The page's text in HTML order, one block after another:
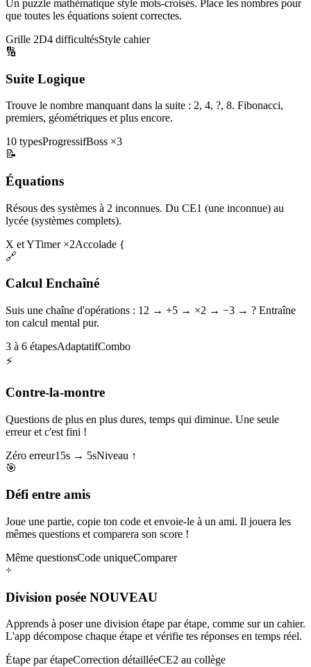
Un puzzle mathématique style mots-croisés. Place les nombres pour
que toutes les équations soient correctes.
Grille 2D4 difficultésStyle cahier
🔢
Suite Logique
Trouve le nombre manquant dans la suite : 2, 4, ?, 8. Fibonacci,
premiers, géométriques et plus encore.
10 typesProgressifBoss ×3
📝
Équations
Résous des systèmes à 2 inconnues. Du CE1 (une inconnue) au
lycée (systèmes complets).
X et YTimer ×2Accolade {
🔗
Calcul Enchaîné
Suis une chaîne d'opérations : 12 → +5 → ×2 → −3 → ? Entraîne
ton calcul mental pur.
3 à 6 étapesAdaptatifCombo
⚡
Contre-la-montre
Questions de plus en plus dures, temps qui diminue. Une seule
erreur et c'est fini !
Zéro erreur15s → 5sNiveau ↑
🎯
Défi entre amis
Joue une partie, copie ton code et envoie-le à un ami. Il jouera les
mêmes questions et comparera son score !
Même questionsCode uniqueComparer
÷
Division posée NOUVEAU
Apprends à poser une division étape par étape, comme sur un cahier.
L'app décompose chaque étape et vérifie tes réponses en temps réel.
Étape par étapeCorrection détailléeCE2 au collège